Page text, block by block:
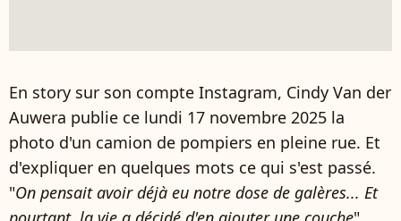
En story sur son compte Instagram, Cindy Van der
Auwera publie ce lundi 17 novembre 2025 la
photo d'un camion de pompiers en pleine rue. Et
d'expliquer en quelques mots ce qui s'est passé.
"On pensait avoir déjà eu notre dose de galères... Et